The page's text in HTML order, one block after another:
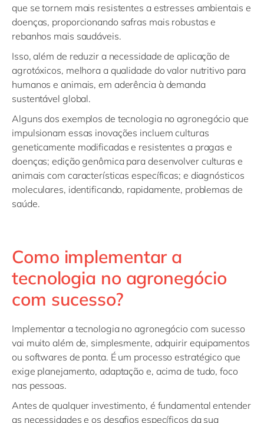
que se tornem mais resistentes a estresses ambientais e
doenças, proporcionando safras mais robustas e
rebanhos mais saudáveis.
Isso, além de reduzir a necessidade de aplicação de
agrotóxicos, melhora a qualidade do valor nutritivo para
humanos e animais, em aderência à demanda
sustentável global.
Alguns dos exemplos de tecnologia no agronegócio que
impulsionam essas inovações incluem culturas
geneticamente modificadas e resistentes a pragas e
doenças; edição genômica para desenvolver culturas e
animais com características específicas; e diagnósticos
moleculares, identificando, rapidamente, problemas de
saúde.
Como implementar a
tecnologia no agronegócio
com sucesso?
Implementar a tecnologia no agronegócio com sucesso
vai muito além de, simplesmente, adquirir equipamentos
ou softwares de ponta. É um processo estratégico que
exige planejamento, adaptação e, acima de tudo, foco
nas pessoas.
Antes de qualquer investimento, é fundamental entender
as necessidades e os desafios específicos da sua